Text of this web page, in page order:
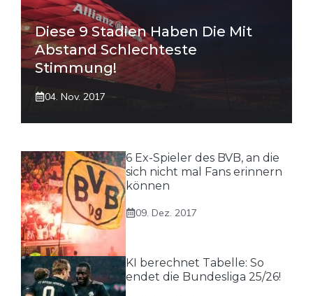
Diese 9 Stadien Haben Die Mit
Abstand Schlechteste
Stimmung!
04. Nov. 2017
6 Ex-Spieler des BVB, an die
sich nicht mal Fans erinnern
können
09. Dez. 2017
KI berechnet Tabelle: So
endet die Bundesliga 25/26!